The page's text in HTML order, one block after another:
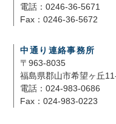
電話：0246-36-5671
Fax：0246-36-5672
中通り連絡事務所
〒963-8035
福島県郡山市希望ヶ丘
電話：024-983-0686
Fax：024-983-0223